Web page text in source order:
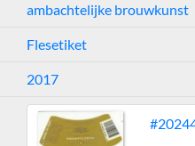
ambachtelijke brouwkunst
Flesetiket
2017